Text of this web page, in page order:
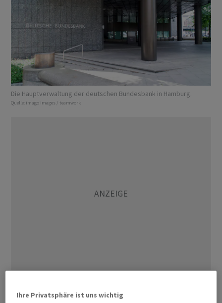
Die Hauptverwaltung der deutschen Bundesbank in Hamburg.
Quelle: imago images / teamwork
rechnen, schreibt die Bundesbank in ihrem
Ihre Privatsphäre ist uns wichtig